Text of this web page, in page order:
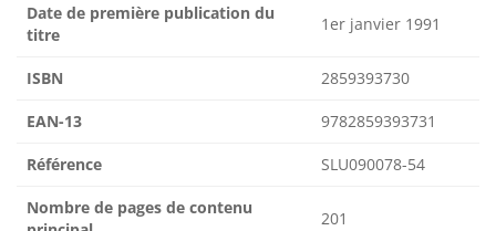
Date de première publication du
titre
1er janvier 1991
ISBN 2859393730
EAN-13 9782859393731
Référence SLU090078-54
Nombre de pages de contenu
201